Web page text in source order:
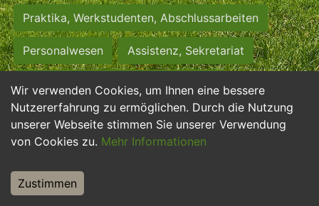
Wir verwenden Cookies, um Ihnen eine bessere
Nutzererfahrung zu ermöglichen. Durch die Nutzung
unserer Webseite stimmen Sie unserer Verwendung
von Cookies zu. Mehr Informationen
Zustimmen
Praktika, Werkstudenten, Abschlussarbeiten
Personalwesen Assistenz, Sekretariat
Hilfskräfte, Aushilfs- und Nebenjobs
Einkauf, Logistik, Materialwirtschaft
Weiterbildung, Studium, duale Ausbildung
Tourismus